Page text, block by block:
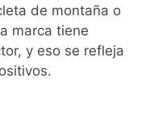
de montaña o
marca tiene
y eso se refleja